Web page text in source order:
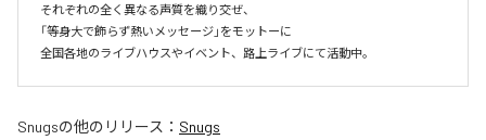
それぞれの全く異なる声質を織り交ぜ、
「等身大で飾らず熱いメッセージ」をモットーに
全国各地のライブハウスやイベント、路上ライブにて活動中。
Snugsの他のリリース： Snugs